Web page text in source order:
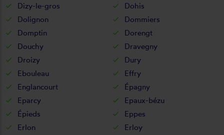
Dizy-le-gros
Dohis
Dolignon
Dommiers
Domptin
Dorengt
Douchy
Dravegny
Droizy
Dury
Ebouleau
Effry
Englancourt
Épagny
Eparcy
Epaux-bézu
Épieds
Eppes
Erlon
Erloy